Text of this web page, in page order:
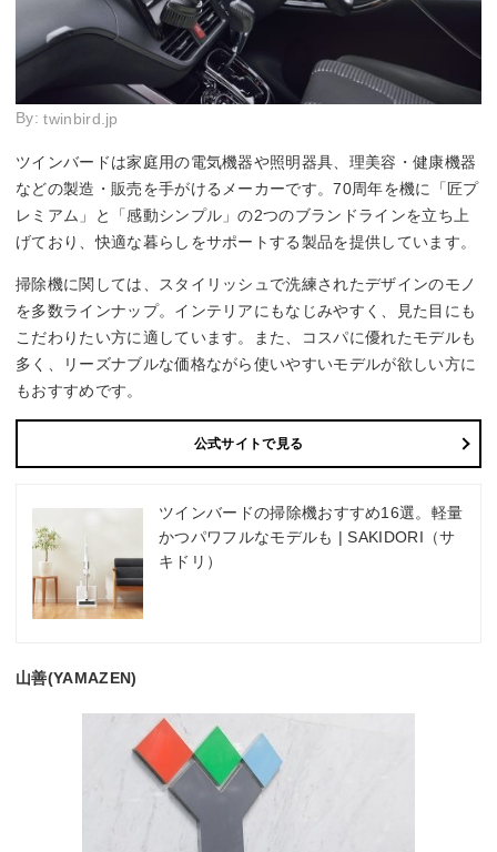
By:twinbird.jp
ツインバードは家庭用の電気機器や照明器具、理美容・健康機器
などの製造・販売を手がけるメーカーです。70周年を機に「匠プ
レミアム」と「感動シンプル」の2つのブランドラインを立ち上
げており、快適な暮らしをサポートする製品を提供しています。
掃除機に関しては、スタイリッシュで洗練されたデザインのモノ
を多数ラインナップ。インテリアにもなじみやすく、見た目にも
こだわりたい方に適しています。また、コスパに優れたモデルも
多く、リーズナブルな価格ながら使いやすいモデルが欲しい方に
もおすすめです。
公式サイトで見る
ツインバードの掃除機おすすめ16選。軽量
かつパワフルなモデルも | SAKIDORI（サ
キドリ）
山善(YAMAZEN)